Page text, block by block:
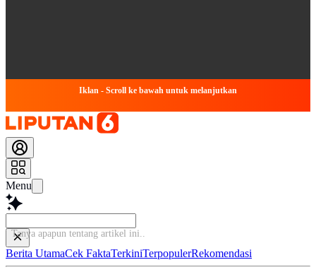
Iklan - Scroll ke bawah untuk melanjutkan
Menu
Tanya apapun tentang a
Berita UtamaCek FaktaTerkiniTerpopulerRekomendasi